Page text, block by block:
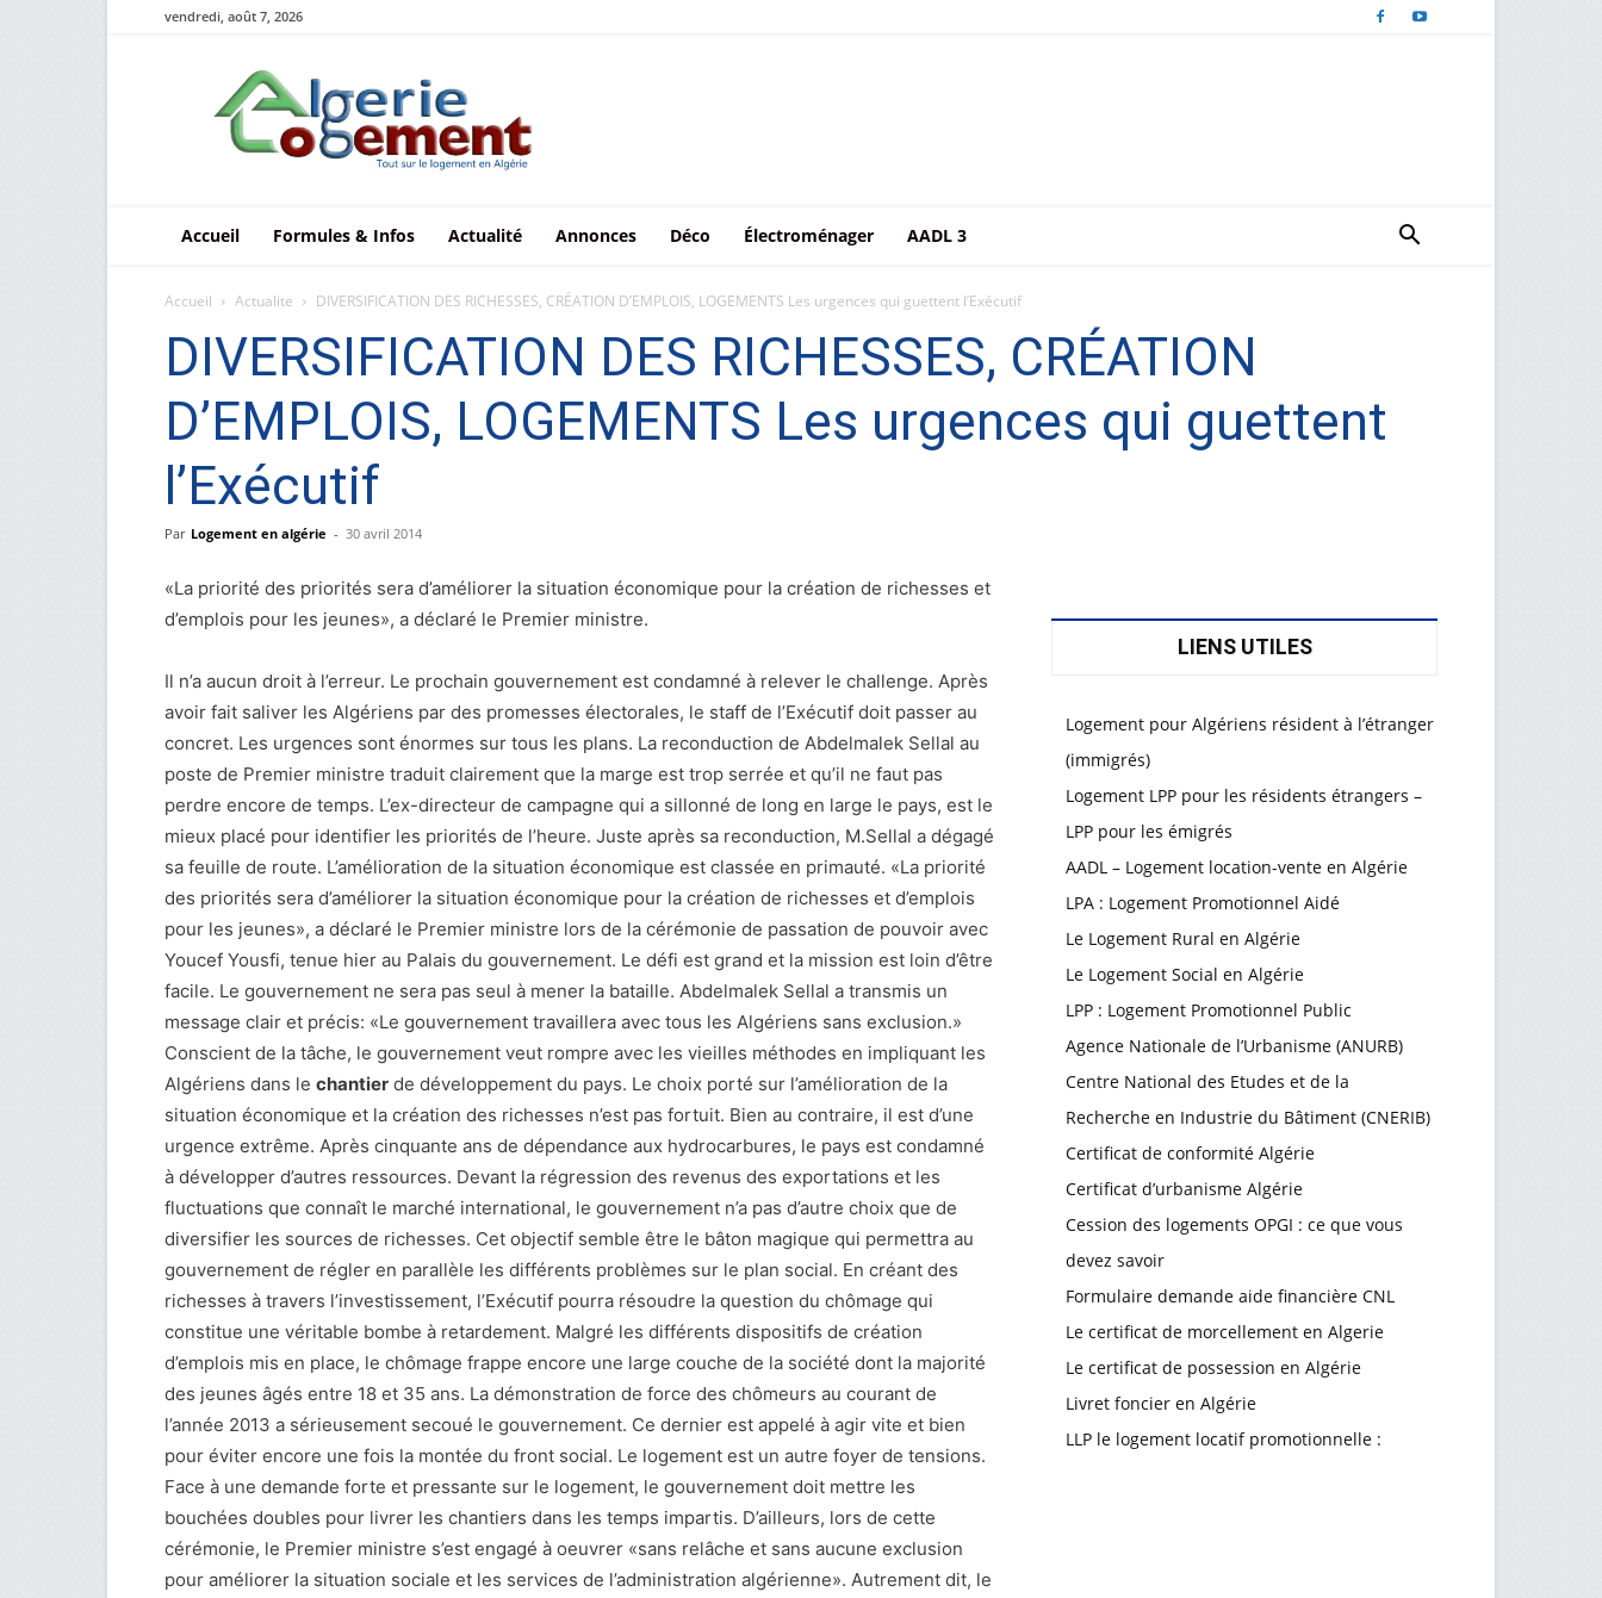
vendredi, août 7, 2026
Le
logement
en
Algérie
Accueil Formules & Infos Actualité Annonces Déco Électroménager AADL 3
Accueil Actualite DIVERSIFICATION DES RICHESSES, CRÉATION D’EMPLOIS, LOGEMENTS Les urgences qui guettent l’Exécutif
DIVERSIFICATION DES RICHESSES, CRÉATION
D’EMPLOIS, LOGEMENTS Les urgences qui guettent
l’Exécutif
Par Logement en algérie - 30 avril 2014
«La priorité des priorités sera d’améliorer la situation économique pour la création de richesses et
d’emplois pour les jeunes», a déclaré le Premier ministre.
Il n’a aucun droit à l’erreur. Le prochain gouvernement est condamné à relever le challenge. Après
avoir fait saliver les Algériens par des promesses électorales, le staff de l’Exécutif doit passer au
concret. Les urgences sont énormes sur tous les plans. La reconduction de Abdelmalek Sellal au
poste de Premier ministre traduit clairement que la marge est trop serrée et qu’il ne faut pas
perdre encore de temps. L’ex-directeur de campagne qui a sillonné de long en large le pays, est le
mieux placé pour identifier les priorités de l’heure. Juste après sa reconduction, M.Sellal a dégagé
sa feuille de route. L’amélioration de la situation économique est classée en primauté. «La priorité
des priorités sera d’améliorer la situation économique pour la création de richesses et d’emplois
pour les jeunes», a déclaré le Premier ministre lors de la cérémonie de passation de pouvoir avec
Youcef Yousfi, tenue hier au Palais du gouvernement. Le défi est grand et la mission est loin d’être
facile. Le gouvernement ne sera pas seul à mener la bataille. Abdelmalek Sellal a transmis un
message clair et précis: «Le gouvernement travaillera avec tous les Algériens sans exclusion.»
Conscient de la tâche, le gouvernement veut rompre avec les vieilles méthodes en impliquant les
Algériens dans le chantier de développement du pays. Le choix porté sur l’amélioration de la
situation économique et la création des richesses n’est pas fortuit. Bien au contraire, il est d’une
urgence extrême. Après cinquante ans de dépendance aux hydrocarbures, le pays est condamné
à développer d’autres ressources. Devant la régression des revenus des exportations et les
fluctuations que connaît le marché international, le gouvernement n’a pas d’autre choix que de
diversifier les sources de richesses. Cet objectif semble être le bâton magique qui permettra au
gouvernement de régler en parallèle les différents problèmes sur le plan social. En créant des
richesses à travers l’investissement, l’Exécutif pourra résoudre la question du chômage qui
constitue une véritable bombe à retardement. Malgré les différents dispositifs de création
d’emplois mis en place, le chômage frappe encore une large couche de la société dont la majorité
des jeunes âgés entre 18 et 35 ans. La démonstration de force des chômeurs au courant de
l’année 2013 a sérieusement secoué le gouvernement. Ce dernier est appelé à agir vite et bien
pour éviter encore une fois la montée du front social. Le logement est un autre foyer de tensions.
Face à une demande forte et pressante sur le logement, le gouvernement doit mettre les
bouchées doubles pour livrer les chantiers dans les temps impartis. D’ailleurs, lors de cette
cérémonie, le Premier ministre s’est engagé à oeuvrer «sans relâche et sans aucune exclusion
pour améliorer la situation sociale et les services de l’administration algérienne». Autrement dit, le
LIENS UTILES
Logement pour Algériens résident à l’étranger
(immigrés)
Logement LPP pour les résidents étrangers –
LPP pour les émigrés
AADL – Logement location-vente en Algérie
LPA : Logement Promotionnel Aidé
Le Logement Rural en Algérie
Le Logement Social en Algérie
LPP : Logement Promotionnel Public
Agence Nationale de l’Urbanisme (ANURB)
Centre National des Etudes et de la
Recherche en Industrie du Bâtiment (CNERIB)
Certificat de conformité Algérie
Certificat d’urbanisme Algérie
Cession des logements OPGI : ce que vous
devez savoir
Formulaire demande aide financière CNL
Le certificat de morcellement en Algerie
Le certificat de possession en Algérie
Livret foncier en Algérie
LLP le logement locatif promotionnelle :